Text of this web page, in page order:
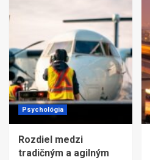
Psychológia
Rozdiel medzi
tradičným a agilným